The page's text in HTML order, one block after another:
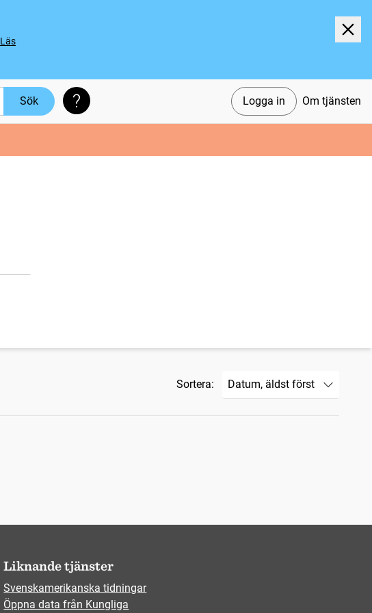
Läs
Logga in Om tjänsten
Sök Söktips
Sortera:
Liknande tjänster
Svenskamerikanska tidningar
Öppna data från Kungliga